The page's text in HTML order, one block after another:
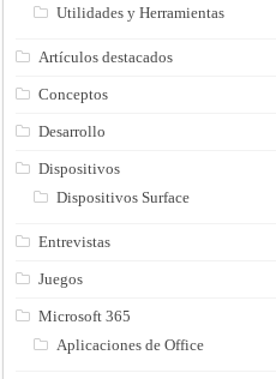
Utilidades y Herramientas
Artículos destacados
Conceptos
Desarrollo
Dispositivos
Dispositivos Surface
Entrevistas
Juegos
Microsoft 365
Aplicaciones de Office